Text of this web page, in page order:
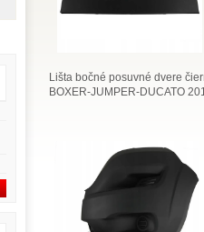
Lišta bočné posuvné dvere
BOXER-JUMPER-DUCATO